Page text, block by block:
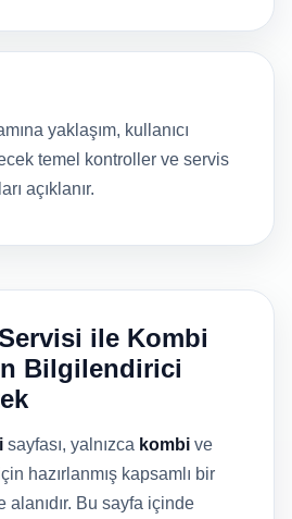
yaklaşım, kullanıcı
temel kontroller ve servis
açıklanır.
ile Kombi
Bilgilendirici
sayfası, yalnızca kombi ve
hazırlanmış kapsamlı bir
Bu sayfa içinde